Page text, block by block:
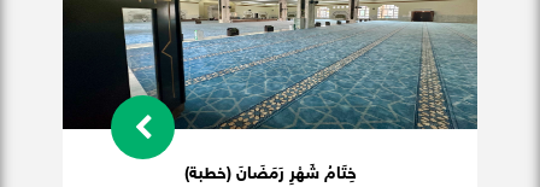
خِتَامُ شَهْرِ رَمَضَانَ (خطبة)